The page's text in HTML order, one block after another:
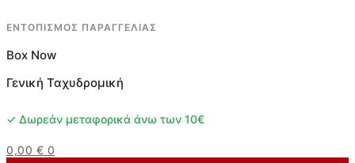
ΕΝΤΟΠΙΣΜΟΣ ΠΑΡΑΓΓΕΛΙΑΣ
Box Now
Γενική Ταχυδρομική
✓ Δωρεάν μεταφορικά άνω των 10€
0,00 € 0